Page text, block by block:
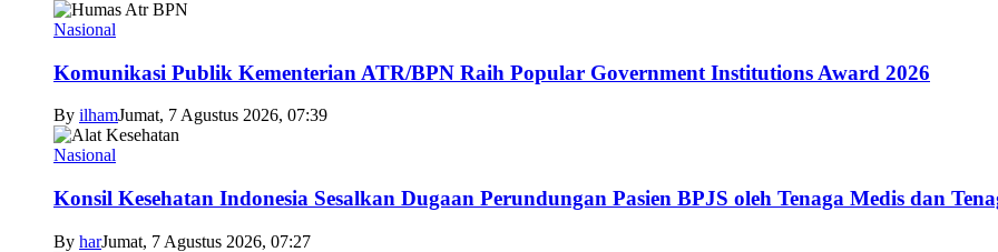
Nasional
Komunikasi Publik Kementerian ATR/BPN Raih Popular Government Institutions Award 2026
By ilhamJumat, 7 Agustus 2026, 07:39
Nasional
Konsil Kesehatan Indonesia Sesalkan Dugaan Perundungan Pasien BPJS oleh Tenaga Medis dan
By harJumat, 7 Agustus 2026, 07:27